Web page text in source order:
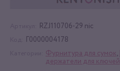
RZJ110706-29 nic
Г0000004178
Фурнитура для сумок,
держатели для ключей